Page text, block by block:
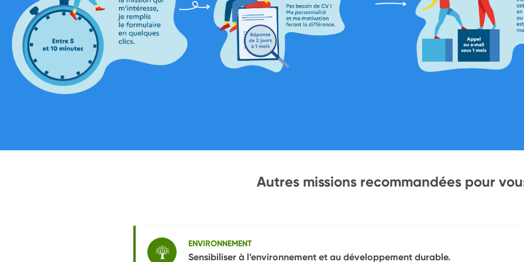
Autres missions recommandées pour
ENVIRONNEMENT
Sensibiliser à l’environnement et au développement durable.